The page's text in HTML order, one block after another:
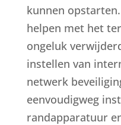
kunnen
helpen met het
ongeluk
instellen van
netwerk
eenvoudigweg
randapparatuur